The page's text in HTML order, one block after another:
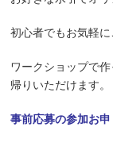
初心者でもお気軽に
ワークショップで
帰りいただけます。
事前応募の参加お